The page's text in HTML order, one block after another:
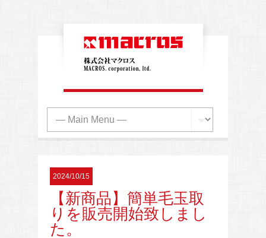
2024/10/15
【新商品】簡単毛玉取
りを販売開始致しまし
た。